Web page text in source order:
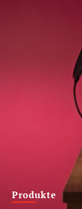
Produkte